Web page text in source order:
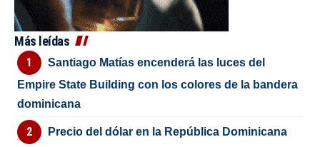
Más leídas
Santiago Matías encenderá las luces del
Empire State Building con los colores de la bandera
dominicana
Precio del dólar en la República Dominicana